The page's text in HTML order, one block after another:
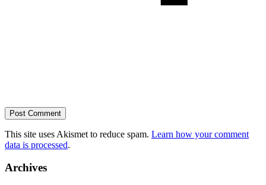
This site uses Akismet to reduce spam. Learn how your comment
data is processed.
Archives